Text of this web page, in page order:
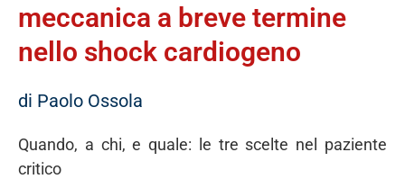
meccanica a breve termine
nello shock cardiogeno
di Paolo Ossola
Quando, a chi, e quale: le tre scelte nel paziente
critico